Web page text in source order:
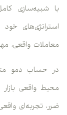
با شبیه‌سازی
استراتژی‌های
معاملات واقعی،
در حساب دمو
محیط واقعی بازار
ضرر، تجربه‌ای